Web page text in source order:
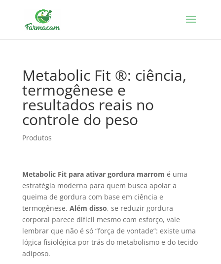
Metabolic Fit ®: ciência,
termogênese e
resultados reais no
controle do peso
Produtos
Metabolic Fit para ativar gordura marrom é uma
estratégia moderna para quem busca apoiar a
queima de gordura com base em ciência e
termogênese. Além disso, se reduzir gordura
corporal parece difícil mesmo com esforço, vale
lembrar que não é só “força de vontade”: existe uma
lógica fisiológica por trás do metabolismo e do tecido
adiposo.